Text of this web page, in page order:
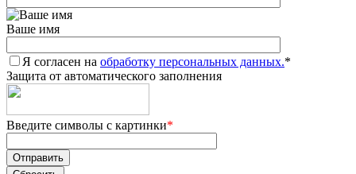
Ваше имя
Я согласен на обработку персональных данных.*
Защита от автоматического заполнения
Введите символы с картинки*